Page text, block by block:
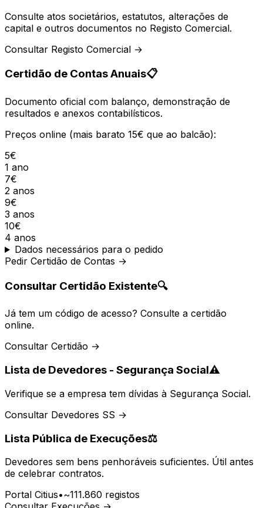
Consulte atos societários, estatutos, alterações de
capital e outros documentos no Registo Comercial.
Consultar Registo Comercial →
Certidão de Contas Anuais📋
Documento oficial com balanço, demonstração de
resultados e anexos contabilísticos.
Preços online (mais barato 15€ que ao balcão):
5€
1 ano
7€
2 anos
9€
3 anos
10€
4 anos
Dados necessários para o pedido
Pedir Certidão de Contas →
Consultar Certidão Existente🔍
Já tem um código de acesso? Consulte a certidão
online.
Consultar Certidão →
Lista de Devedores - Segurança Social⚠️
Verifique se a empresa tem dívidas à Segurança Social.
Consultar Devedores SS →
Lista Pública de Execuções⚖️
Devedores sem bens penhoráveis suficientes. Útil antes
de celebrar contratos.
Portal Citius•~111.860 registos